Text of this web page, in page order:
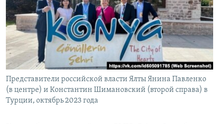
КРЫМ.НЕПОКОРЕННЫЙ
ELIFBE
УКРАИНСКАЯ ПРОБЛЕМА КРЫМА
Все сайты RFE/RL
Представители российской власти Ялты Янина Павленко
(в центре) и Константин Шимановский (второй справа) в
Турции, октябрь 2023 года